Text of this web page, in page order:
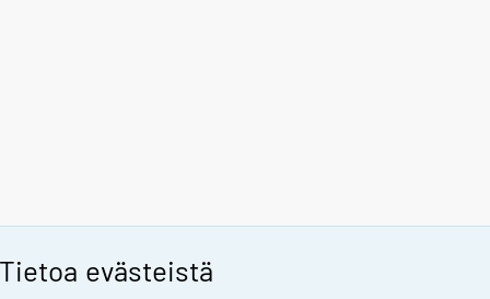
evästeistä